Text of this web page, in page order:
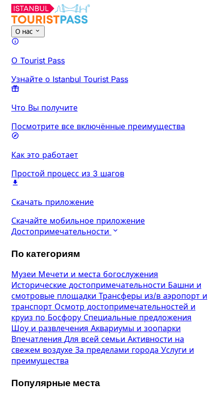
О нас
О Tourist Pass
Узнайте о Istanbul Tourist Pass
Что Вы получите
Посмотрите все включённые преимущества
Как это работает
Простой процесс из 3 шагов
Скачать приложение
Скачайте мобильное приложение
Достопримечательности
По категориям
Музеи Мечети и места богослужения
Исторические достопримечательности Башни и
смотровые площадки Трансферы из/в аэропорт и
транспорт Осмотр достопримечательностей и
круиз по Босфору Специальные предложения
Шоу и развлечения Аквариумы и зоопарки
Впечатления Для всей семьи Активности на
свежем воздухе За пределами города Услуги и
преимущества
Популярные места